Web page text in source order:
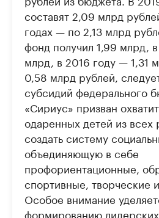
составят 2,09 млрд
годах — по 2,13 млрд
фонд получил 1,99 млрд,
млрд, в 2016 году — 1,31
0,58 млрд рублей,
субсидий федерального
«Сириус» призван
одаренных детей из всех
создать систему
объединяющую в себе
профориентационные,
спортивные, творческие
Особое внимание
формированию лидерских